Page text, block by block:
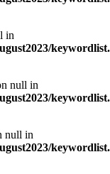
in
keywordlist.
null in
keywordlist.
null in
keywordlist.